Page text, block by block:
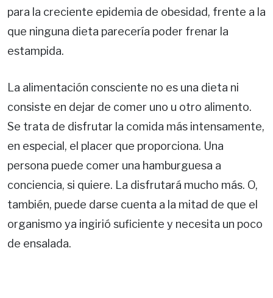
para la creciente epidemia de obesidad, frente a la
que ninguna dieta parecería poder frenar la
estampida.
La alimentación consciente no es una dieta ni
consiste en dejar de comer uno u otro alimento.
Se trata de disfrutar la comida más intensamente,
en especial, el placer que proporciona. Una
persona puede comer una hamburguesa a
conciencia, si quiere. La disfrutará mucho más. O,
también, puede darse cuenta a la mitad de que el
organismo ya ingirió suficiente y necesita un poco
de ensalada.